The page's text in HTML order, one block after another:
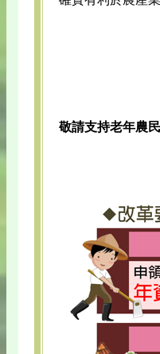
敬請支持老年農